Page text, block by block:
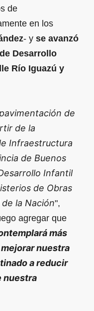
de
en los
- y se avanzó
Desarrollo
Río Iguazú y
de
de la
Infraestructura
de Buenos
Infantil
de Obras
la Nación",
agregar que
más
nuestra
a reducir
nuestra